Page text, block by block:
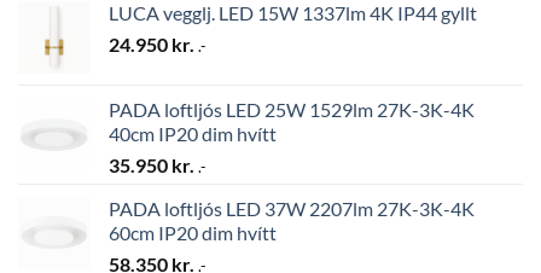
LUCA vegglj. LED 15W 1337lm 4K IP44 gyllt
24.950 kr. .-
PADA loftljós LED 25W 1529lm 27K-3K-4K
40cm IP20 dim hvítt
35.950 kr. .-
PADA loftljós LED 37W 2207lm 27K-3K-4K
60cm IP20 dim hvítt
58.350 kr. .-